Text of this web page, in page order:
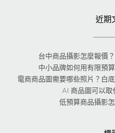
近期
台中商品攝影怎麼報價
中小品牌如何用有限預
電商商品圖需要哪些照片？白
AI 商品圖可以取
低預算商品攝影